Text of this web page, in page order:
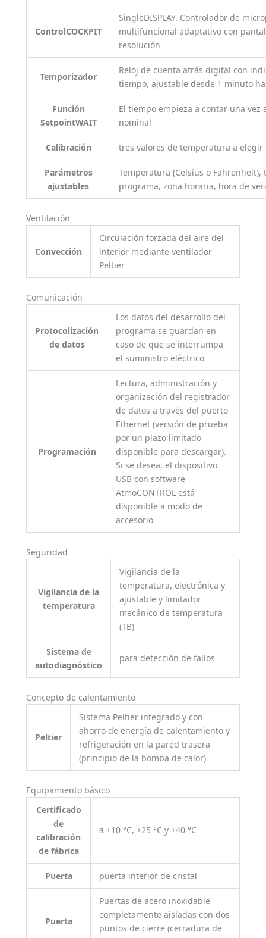
ControlCOCKPIT
SingleDISPLAY. Controlador de
multifuncional adaptativo con
resolución
Temporizador
Reloj de cuenta atrás digital con
tiempo, ajustable desde 1 minuto
Función
SetpointWAIT
El tiempo empieza a contar una
nominal
Calibración tres valores de temperatura a elegir
Parámetros
ajustables
Temperatura (Celsius o
programa, zona horaria, hora de
Ventilación
Convección
Circulación forzada del aire del
interior mediante ventilador
Peltier
Comunicación
Protocolización
de datos
Los datos del desarrollo del
programa se guardan en
caso de que se interrumpa
el suministro eléctrico
Programación
Lectura, administración y
organización del registrador
de datos a través del puerto
Ethernet (versión de prueba
por un plazo limitado
disponible para descargar).
Si se desea, el dispositivo
USB con software
AtmoCONTROL está
disponible a modo de
accesorio
Seguridad
Vigilancia de la
temperatura
Vigilancia de la
temperatura, electrónica y
ajustable y limitador
mecánico de temperatura
(TB)
Sistema de
autodiagnóstico
para detección de fallos
Concepto de calentamiento
Peltier
Sistema Peltier integrado y con
ahorro de energía de calentamiento y
refrigeración en la pared trasera
(principio de la bomba de calor)
Equipamiento básico
Certificado
de
calibración
de fábrica
a +10 °C, +25 °C y +40 °C
Puerta puerta interior de cristal
Puerta
Puertas de acero inoxidable
completamente aisladas con dos
puntos de cierre (cerradura de